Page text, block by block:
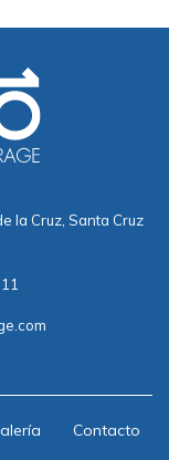
la Cruz, Santa Cruz
Contacto